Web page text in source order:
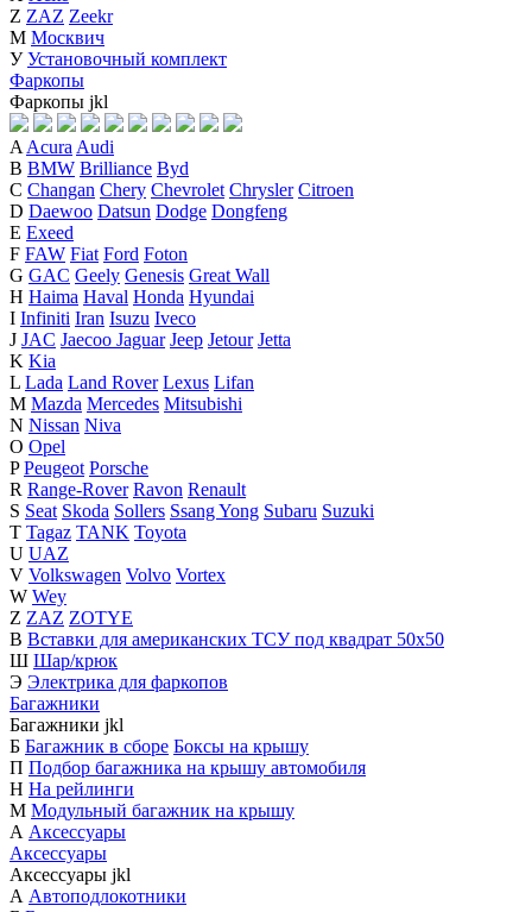
Z ZAZ Zeekr
М Москвич
У Установочный комплект
Фаркопы
Фаркопы jkl
A Acura Audi
B BMW Brilliance Byd
C Changan Chery Chevrolet Chrysler Citroen
D Daewoo Datsun Dodge Dongfeng
E Exeed
F FAW Fiat Ford Foton
G GAC Geely Genesis Great Wall
H Haima Haval Honda Hyundai
I Infiniti Iran Isuzu Iveco
J JAC Jaecoo Jaguar Jeep Jetour Jetta
K Kia
L Lada Land Rover Lexus Lifan
M Mazda Mercedes Mitsubishi
N Nissan Niva
O Opel
P Peugeot Porsche
R Range-Rover Ravon Renault
S Seat Skoda Sollers Ssang Yong Subaru Suzuki
T Tagaz TANK Toyota
U UAZ
V Volkswagen Volvo Vortex
W Wey
Z ZAZ ZOTYE
В Вставки для американских ТСУ под квадрат 50х50
Ш Шар/крюк
Э Электрика для фаркопов
Багажники
Багажники jkl
Б Багажник в сборе Боксы на крышу
П Подбор багажника на крышу автомобиля
Н На рейлинги
М Модульный багажник на крышу
А Аксессуары
Аксессуары
Аксессуары jkl
А Автоподлокотники